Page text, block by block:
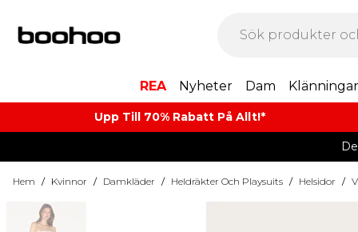
REA Nyheter Dam Klänningar
Upp Till 70% Rabatt På Allt!*
Hem / Kvinnor / Damkläder / Heldräkter Och Playsuits / Helsidor /